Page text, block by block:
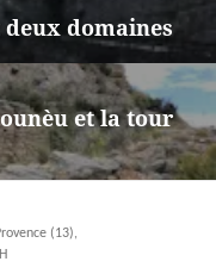
domaines
et la tour
(13),